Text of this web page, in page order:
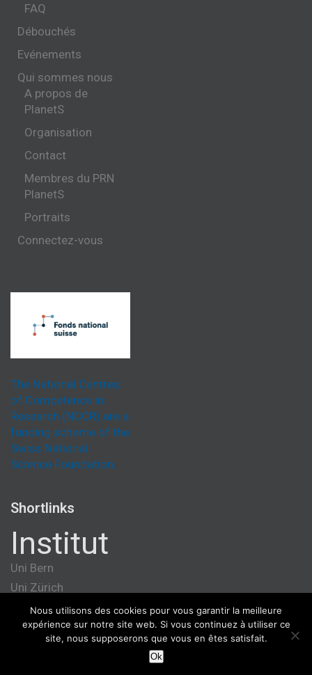
FAQ
Débouchés
Evénements
Qui sommes nous
A propos de
PlanetS
Organisation
Contact
Membres du PRN
PlanetS
Portraits
Connectez-vous
The National Centres
of Competence in
Research (NCCR) are a
funding scheme of the
Swiss National
Science Foundation.
Shortlinks
Institut
Uni Bern
Uni Zürich
Université de Genève
ETH Zürich
Nous utilisons des cookies pour vous garantir la meilleure
expérience sur notre site web. Si vous continuez à utiliser ce
site, nous supposerons que vous en êtes satisfait.
Ok